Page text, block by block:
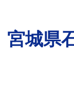
宮城県